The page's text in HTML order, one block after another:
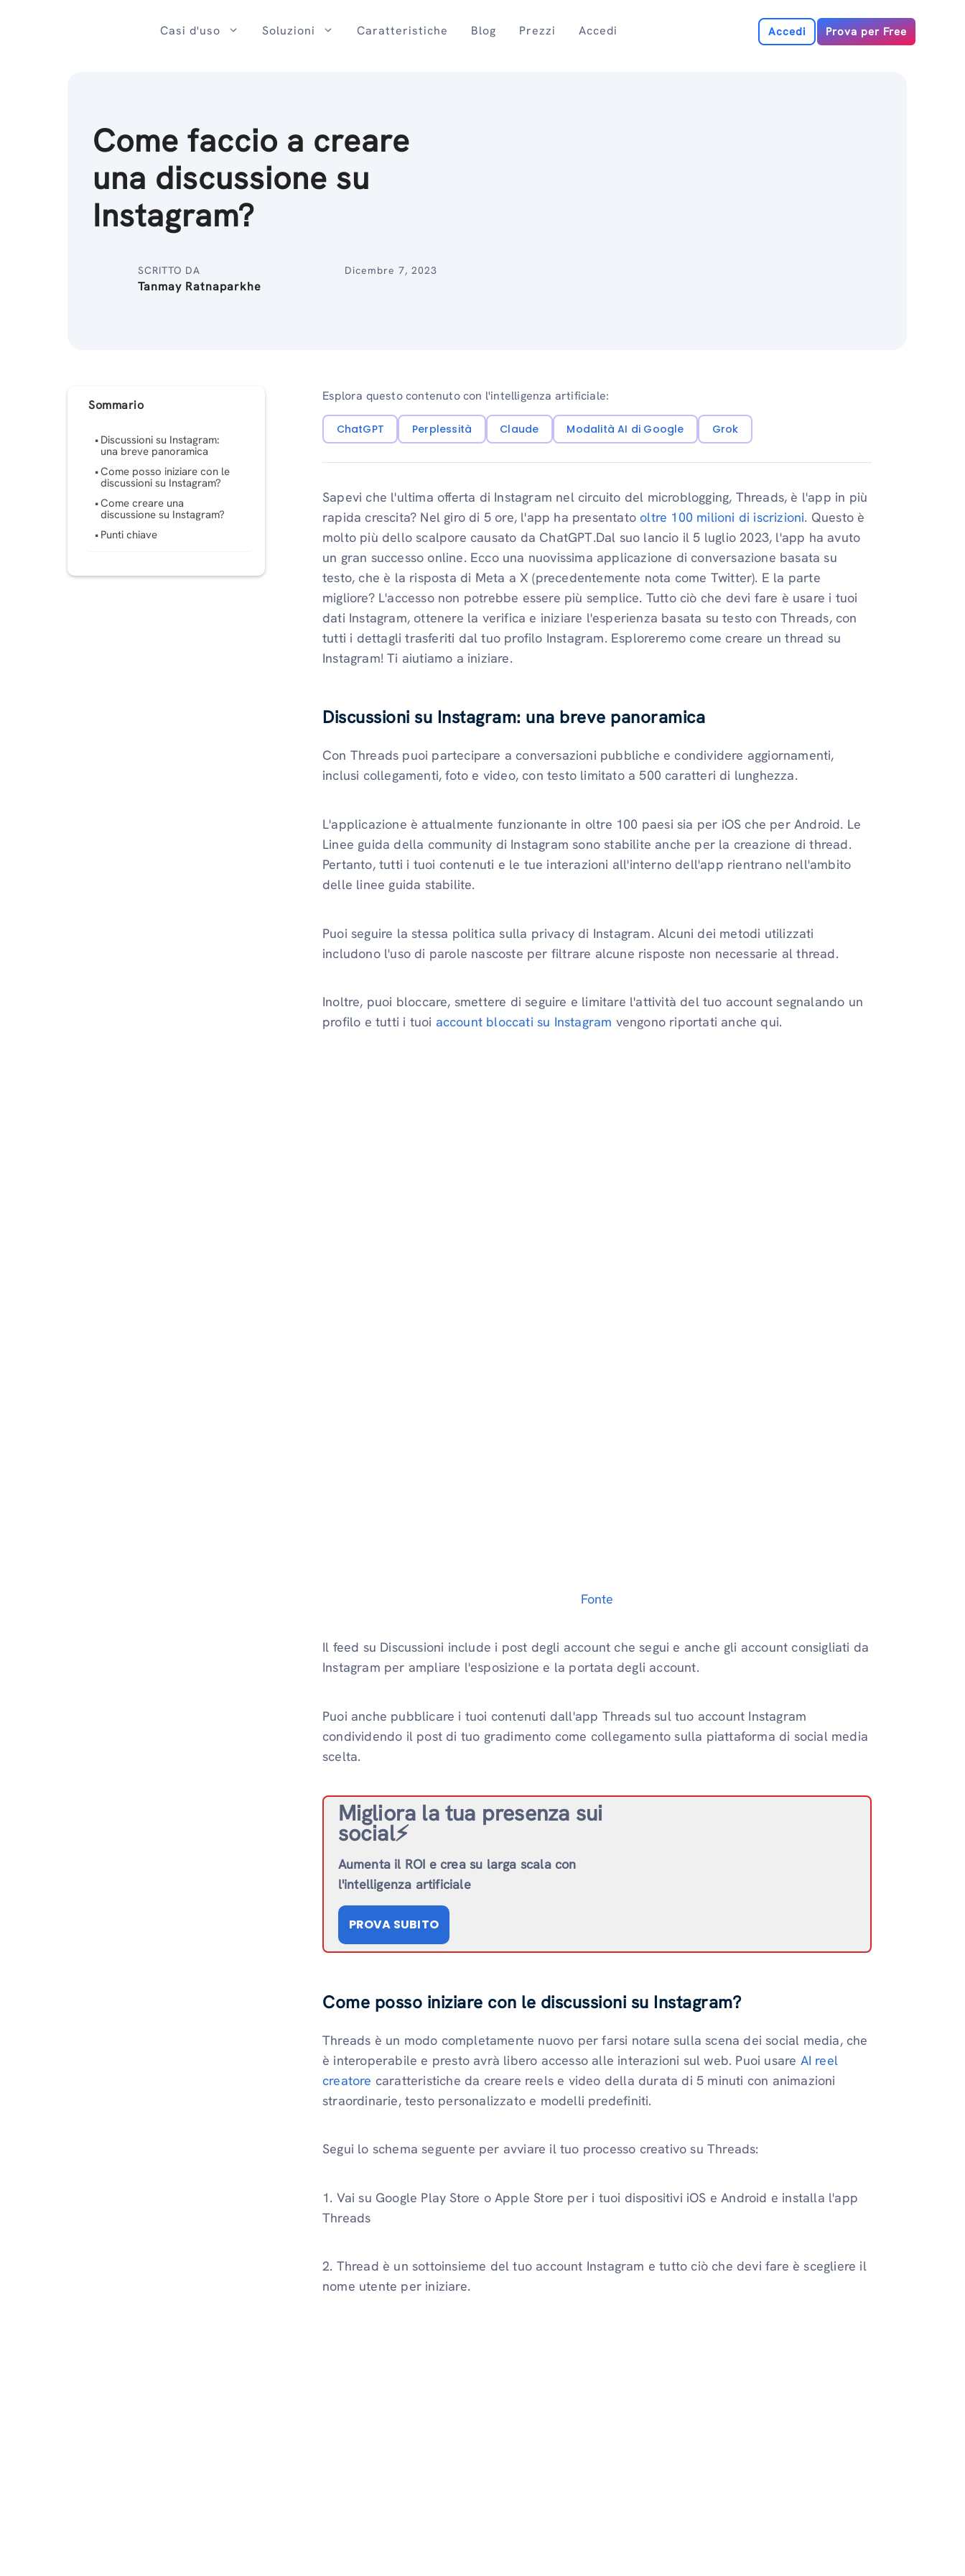
Casi d'uso Soluzioni Caratteristiche Blog Prezzi Accedi Accedi Prova per Free
Come faccio a creare
una discussione su
Instagram?
SCRITTO DA
Tanmay Ratnaparkhe
Dicembre 7, 2023
Sommario
Discussioni su Instagram:
una breve panoramica
Come posso iniziare con le
discussioni su Instagram?
Come creare una
discussione su Instagram?
Punti chiave
Esplora questo contenuto con l'intelligenza artificiale:
ChatGPT Perplessità Claude Modalità AI di Google Grok
Sapevi che l'ultima offerta di Instagram nel circuito del microblogging, Threads, è l'app in più
rapida crescita? Nel giro di 5 ore, l'app ha presentato oltre 100 milioni di iscrizioni. Questo è
molto più dello scalpore causato da ChatGPT.Dal suo lancio il 5 luglio 2023, l'app ha avuto
un gran successo online. Ecco una nuovissima applicazione di conversazione basata su
testo, che è la risposta di Meta a X (precedentemente nota come Twitter). E la parte
migliore? L'accesso non potrebbe essere più semplice. Tutto ciò che devi fare è usare i tuoi
dati Instagram, ottenere la verifica e iniziare l'esperienza basata su testo con Threads, con
tutti i dettagli trasferiti dal tuo profilo Instagram. Esploreremo come creare un thread su
Instagram! Ti aiutiamo a iniziare.
Discussioni su Instagram: una breve panoramica
Con Threads puoi partecipare a conversazioni pubbliche e condividere aggiornamenti,
inclusi collegamenti, foto e video, con testo limitato a 500 caratteri di lunghezza.
L'applicazione è attualmente funzionante in oltre 100 paesi sia per iOS che per Android. Le
Linee guida della community di Instagram sono stabilite anche per la creazione di thread.
Pertanto, tutti i tuoi contenuti e le tue interazioni all'interno dell'app rientrano nell'ambito
delle linee guida stabilite.
Puoi seguire la stessa politica sulla privacy di Instagram. Alcuni dei metodi utilizzati
includono l'uso di parole nascoste per filtrare alcune risposte non necessarie al thread.
Inoltre, puoi bloccare, smettere di seguire e limitare l'attività del tuo account segnalando un
profilo e tutti i tuoi account bloccati su Instagram vengono riportati anche qui.
Fonte
Il feed su Discussioni include i post degli account che segui e anche gli account consigliati da
Instagram per ampliare l'esposizione e la portata degli account.
Puoi anche pubblicare i tuoi contenuti dall'app Threads sul tuo account Instagram
condividendo il post di tuo gradimento come collegamento sulla piattaforma di social media
scelta.
Migliora la tua presenza sui
social⚡️
Aumenta il ROI e crea su larga scala con
l'intelligenza artificiale
PROVA SUBITO
Come posso iniziare con le discussioni su Instagram?
Threads è un modo completamente nuovo per farsi notare sulla scena dei social media, che
è interoperabile e presto avrà libero accesso alle interazioni sul web. Puoi usare AI reel
creatore caratteristiche da creare reels e video della durata di 5 minuti con animazioni
straordinarie, testo personalizzato e modelli predefiniti.
Segui lo schema seguente per avviare il tuo processo creativo su Threads:
1. Vai su Google Play Store o Apple Store per i tuoi dispositivi iOS e Android e installa l'app
Threads
2. Thread è un sottoinsieme del tuo account Instagram e tutto ciò che devi fare è scegliere il
nome utente per iniziare.